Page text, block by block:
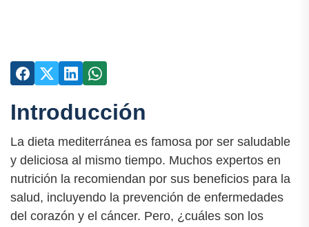
Introducción
La dieta mediterránea es famosa por ser saludable
y deliciosa al mismo tiempo. Muchos expertos en
nutrición la recomiendan por sus beneficios para la
salud, incluyendo la prevención de enfermedades
del corazón y el cáncer. Pero, ¿cuáles son los